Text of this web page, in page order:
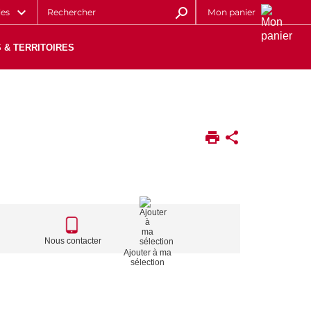
Mon panier
& TERRITOIRES
CALL
TO
ACTIONS
Nous contacter
Ajouter à ma
sélection